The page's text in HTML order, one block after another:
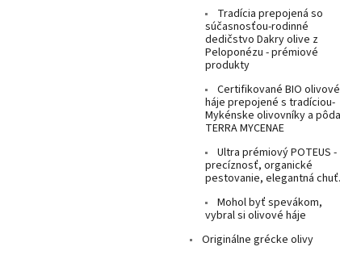
Tradícia prepojená so
súčasnosťou-rodinné
dedičstvo Dakry olive z
Peloponézu - prémiové
produkty
Certifikované BIO olivové
háje prepojené s tradíciou-
Mykénske olivovníky a
TERRA MYCENAE
Ultra prémiový POTEUS -
precíznosť, organické
pestovanie, elegantná chuť.
Mohol byť spevákom,
vybral si olivové háje
Originálne grécke olivy